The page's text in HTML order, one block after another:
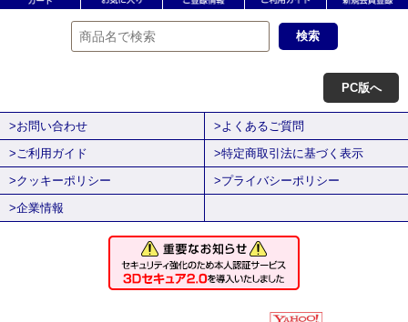
PC版へ
>お問い合わせ
>よくあるご質問
>ご利用ガイド
>特定商取引法に基づく表示
>クッキーポリシー
>プライバシーポリシー
>企業情報